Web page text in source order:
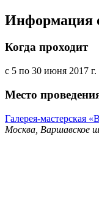
Информация
Когда проходит
с 5 по 30 июня 2017 г.
Место
Галерея-мастерская
Москва, Варшавское